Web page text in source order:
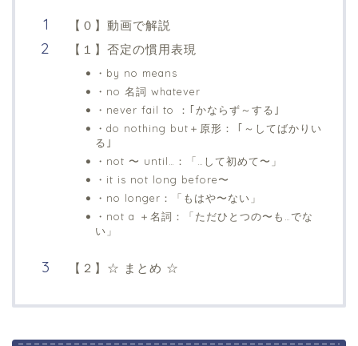
【０】動画で解説
【１】否定の慣用表現
・by no means
・no 名詞 whatever
・never fail to ：｢かならず～する｣
・do nothing but＋原形： ｢～してばかりい
る｣
・not 〜 until…：「…して初めて〜」
・it is not long before〜
・no longer：「もはや〜ない」
・not a ＋名詞：「ただひとつの〜も…でな
い」
【２】☆ まとめ ☆